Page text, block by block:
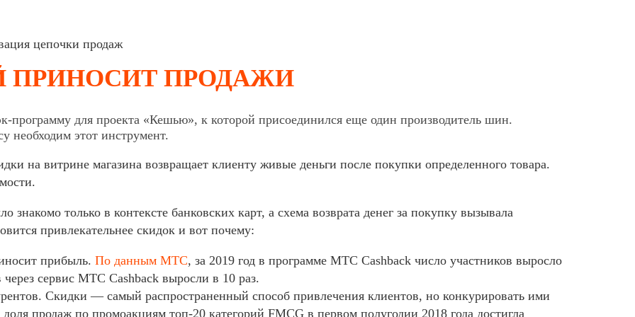
цепочки продаж
ПРИНОСИТ ПРОДАЖИ
программу для проекта «Кешью», к которой присоединился еще один производитель шин.
необходим этот инструмент.
на витрине магазина возвращает клиенту живые деньги после покупки определенного товара.
знакомо только в контексте банковских карт, а схема возврата денег за покупку вызывала
привлекательнее скидок и вот почему:
прибыль. По данным МТС, за 2019 год в программе МТС Cashback число участников выросло
сервис МТС Cashback выросли в 10 раз.
Скидки — самый распространенный способ привлечения клиентов, но конкурировать ими
продаж по промоакциям топ-20 категорий FMCG в первом полугодии 2018 года достигла